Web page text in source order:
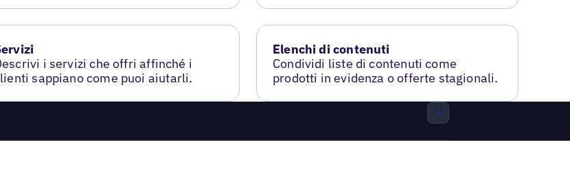
i servizi che offri affinché i
sappiano come puoi aiutarli.
Elenchi di contenuti
Condividi liste di contenuti come
prodotti in evidenza o offerte stagionali.